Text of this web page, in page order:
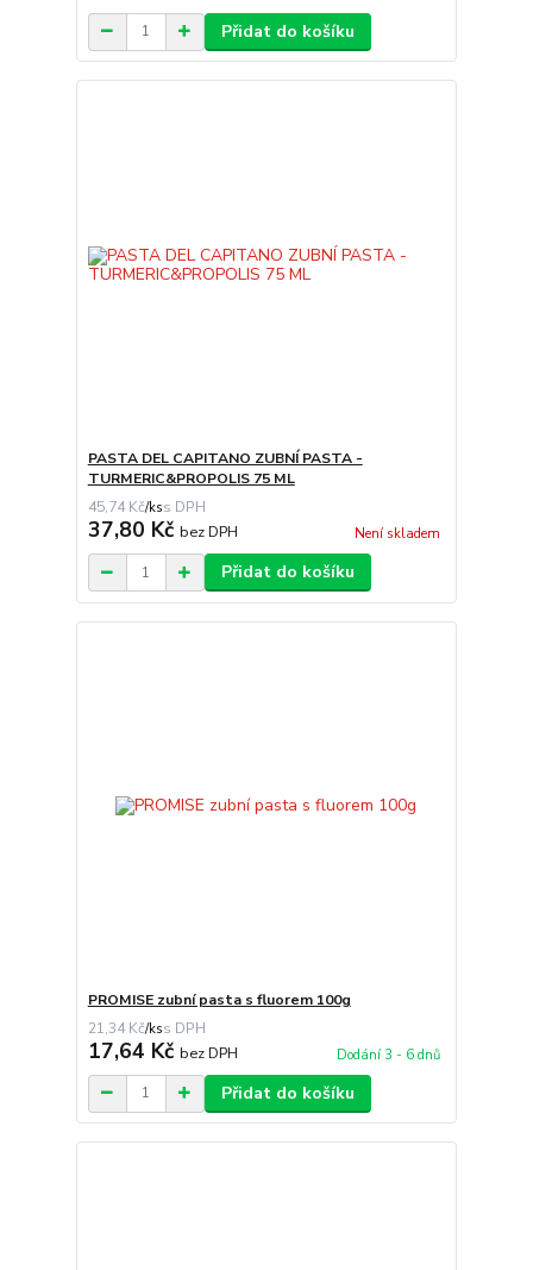
Přidat do košíku
PASTA DEL CAPITANO ZUBNÍ PASTA -
TURMERIC&PROPOLIS 75 ML
45,74 Kč/ks
37,80 Kč bez DPH Není skladem
Přidat do košíku
PROMISE zubní pasta s fluorem 100g
21,34 Kč/ks
17,64 Kč bez DPH Dodání 3 - 6 dnů
Přidat do košíku